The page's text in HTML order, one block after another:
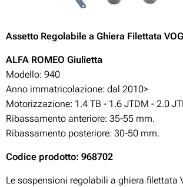
Assetto Regolabile a Ghiera Filettata
ALFA ROMEO Giulietta
Modello: 940
Anno immatricolazione: dal 2010>
Motorizzazione: 1.4 TB - 1.6 JTDM - 2.0
Ribassamento anteriore: 35-55 mm.
Ribassamento posteriore: 30-50 mm.
Codice prodotto: 968702
Le sospensioni regolabili a ghiera filettata